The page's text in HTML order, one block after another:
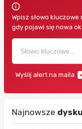
Wpisz słowo
gdy pojawi się nowa
Wyślij alert na maila
Najnowsze